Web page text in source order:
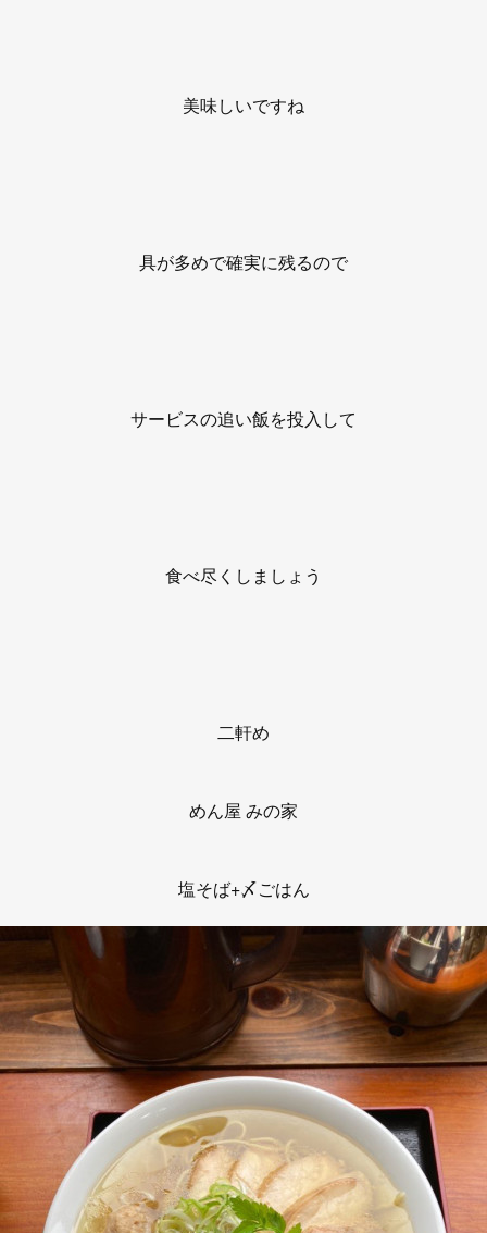
美味しいですね
具が多めで確実に残るので
サービスの追い飯を投入して
食べ尽くしましょう
二軒め
めん屋 みの家
塩そば+〆ごはん